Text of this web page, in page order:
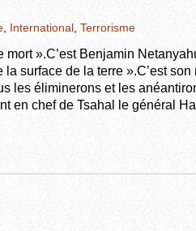
International Terrorisme
».C’est Benjamin
surface de la terre ».C’est son
les éliminerons et les
en chef de Tsahal le général